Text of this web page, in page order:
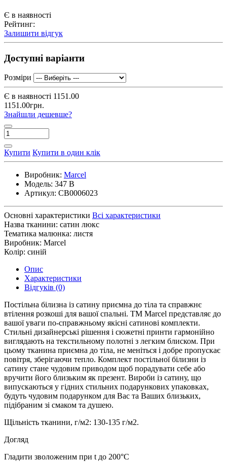
Є в наявності
Рейтинг:
Залишити відгук
Доступні варіанти
Розміри
Є в наявності 1151.00
1151.00грн.
Знайшли дешевше?
Купити Купити в один клік
Виробник: Marcel
Модель: 347 B
Артикул: CB0006023
Основні характеристики Всі характеристики
Назва тканини: сатин люкс
Тематика малюнка: листя
Виробник: Marcel
Колір: синій
Опис
Характеристики
Відгуків (0)
Постільна білизна із сатину приємна до тіла та справжнє
втілення розкоші для вашої спальні. ТМ Marcel представляє до
вашої уваги по-справжньому якісні сатинові комплекти.
Стильні дизайнерські рішення і сюжетні принти гармонійно
виглядають на текстильному полотні з легким блиском. При
цьому тканина приємна до тіла, не меніться і добре пропускає
повітря, зберігаючи тепло. Комплект постільної білизни із
сатину стане чудовим приводом щоб порадувати себе або
вручити його близьким як презент. Вироби із сатину, що
випускаються у гідних стильних подарункових упаковках,
будуть чудовим подарунком для Вас та Ваших близьких,
підібраним зі смаком та душею.
Щільність тканини, г/м2: 130-135 г/м2.
Догляд
Гладити зволоженим при t до 200°С